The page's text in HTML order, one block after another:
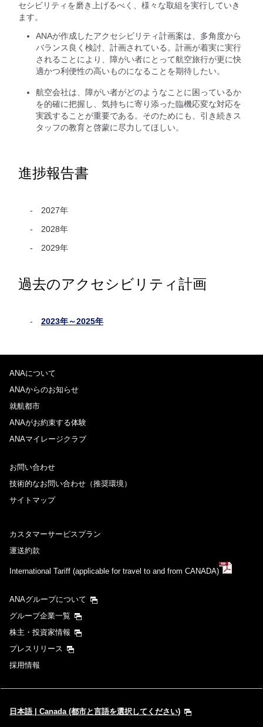
セシビリティを磨き上げるべく、様々な取組を実行していき
ます。
ANAが作成したアクセシビリティ計画案は、多角度から
バランス良く検討、計画されている。計画が着実に実行
されることにより、障がい者にとって航空旅行が更に快
適かつ利便性の高いものになることを期待したい。
航空会社は、障がい者がどのようなことに困っているか
を的確に把握し、気持ちに寄り添った臨機応変な対応を
実践することが重要である。そのためにも、引き続きス
タッフの教育と啓蒙に尽力してほしい。
進捗報告書
2027年
2028年
2029年
過去のアクセシビリティ計画
2023年～2025年
ANAについて
ANAからのお知らせ
就航都市
ANAがお約束する体験
ANAマイレージクラブ
お問い合わせ
技術的なお問い合わせ（推奨環境）
サイトマップ
カスタマーサービスプラン
運送約款
International Tariff (applicable for travel to and from CANADA)
ANAグループについて
グループ企業一覧
株主・投資家情報
プレスリリース
採用情報
日本語 | Canada (都市と言語を選択してください)